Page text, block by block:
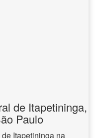
de Itapetininga,
Paulo
Itapetininga na